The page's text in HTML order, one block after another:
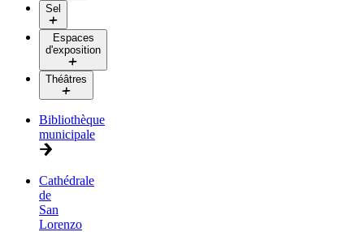
Sel
Espaces
d'exposition
Théâtres
Bibliothèque
municipale
Cathédrale
de
San
Lorenzo